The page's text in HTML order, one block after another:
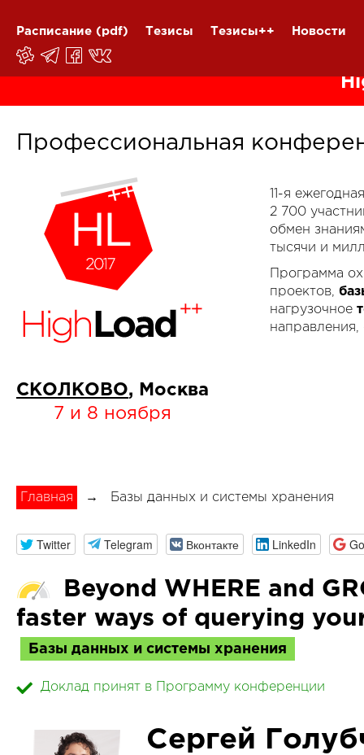
Расписание (pdf) Тезисы Тезисы++ Новости
Профессиональная
СКОЛКОВО, Москва
7 и 8 ноября
11-я
2 700
обмен
тысячи и
Программа
проектов,
нагрузочное
Главная → Базы данных и системы хранения
Twitter Telegram Вконтакте LinkedIn
Beyond WHERE and
faster ways of querying
Базы данных и системы хранения
Доклад принят в Программу конференции
Сергей